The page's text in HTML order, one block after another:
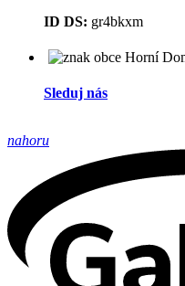
ID DS: gr4bkxm
Sleduj nás
nahoru